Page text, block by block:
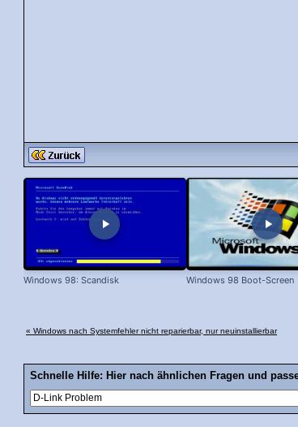
Windows 98: Scandisk Windows 98 Boot-Screen
« Windows nach Systemfehler nicht reparierbar, nur neuinstallierbar
Schnelle Hilfe: Hier nach ähnlichen Fragen und